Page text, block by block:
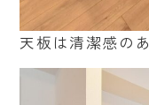
天板は清潔感の